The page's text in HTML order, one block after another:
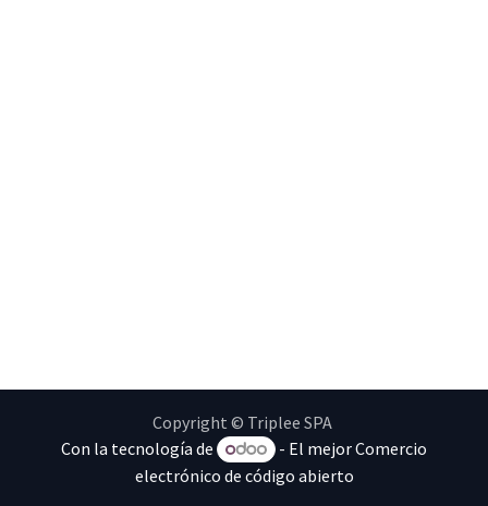
Copyright © Triplee SPA
Con la tecnología de
- El mejorComercio
electrónico de código abierto